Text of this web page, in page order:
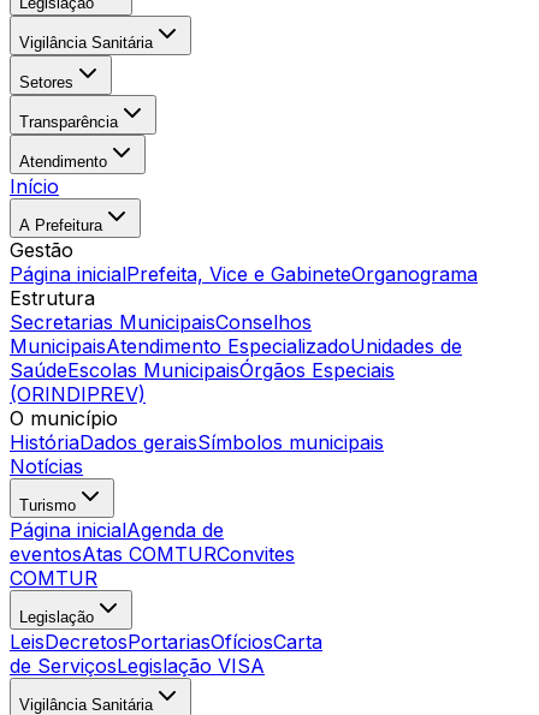
Vigilância Sanitária
Setores
Transparência
Atendimento
Início
A Prefeitura
Gestão
Página inicialPrefeita, Vice e GabineteOrganograma
Estrutura
Secretarias MunicipaisConselhos
MunicipaisAtendimento EspecializadoUnidades de
SaúdeEscolas MunicipaisÓrgãos Especiais
(ORINDIPREV)
O município
HistóriaDados geraisSímbolos municipais
Notícias
Turismo
Página inicialAgenda de
eventosAtas COMTURConvites
COMTUR
Legislação
LeisDecretosPortariasOfíciosCarta
de ServiçosLegislação VISA
Vigilância Sanitária